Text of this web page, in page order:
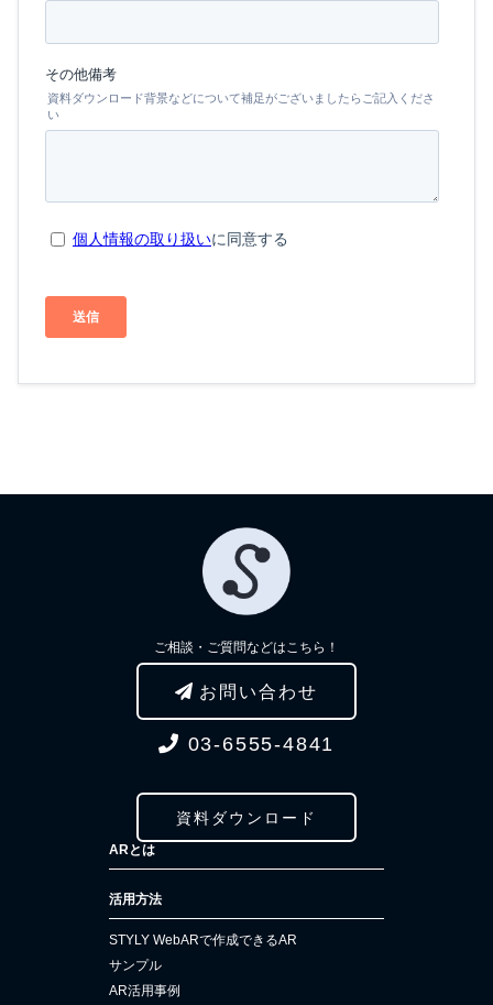
ご相談・ご質問などはこちら！
お問い合わせ
03-6555-4841
資料ダウンロード
ARとは
活用方法
STYLY WebARで作成できるAR
サンプル
AR活用事例